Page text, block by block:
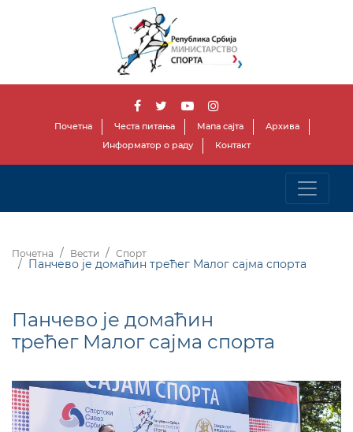
Почетна Честа питања Мапа сајта
Архива
Информатор о раду
Контакт
Почетна Вести Спорт
Панчево је домаћин трећег Малог сајма спорта
Панчево је домаћин
трећег Малог сајма спорта